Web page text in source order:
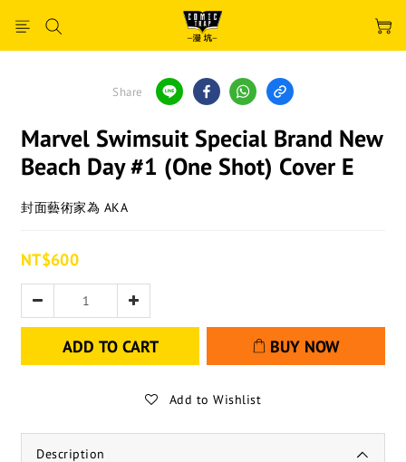
Share
Marvel Swimsuit Special Brand New
Beach Day #1 (One Shot) Cover E
封面藝術家為 AKA
NT$600
ADD TO CART BUY NOW
Add to Wishlist
Description